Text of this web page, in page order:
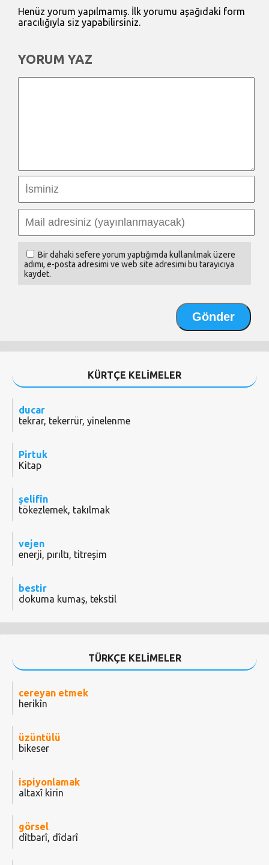
Henüz yorum yapılmamış. İlk yorumu aşağıdaki form
aracılığıyla siz yapabilirsiniz.
YORUM YAZ
Bir dahaki sefere yorum yaptığımda kullanılmak üzere
adımı, e-posta adresimi ve web site adresimi bu tarayıcıya
kaydet.
KÜRTÇE KELİMELER
ducar
tekrar, tekerrür, yinelenme
Pirtuk
Kitap
şelifîn
tökezlemek, takılmak
vejen
enerji, pırıltı, titreşim
bestir
dokuma kumaş, tekstil
TÜRKÇE KELİMELER
cereyan etmek
herikîn
üzüntülü
bikeser
ispiyonlamak
altaxî kirin
görsel
dîtbarî, dîdarî